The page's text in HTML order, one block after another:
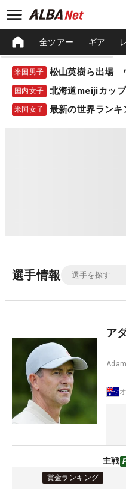
全ツアー ギア
米国男子
国内女子 北海道meijiカッ
米国女子 最新の世界ランキ
選手情報
ア
主戦
賞金ランキング